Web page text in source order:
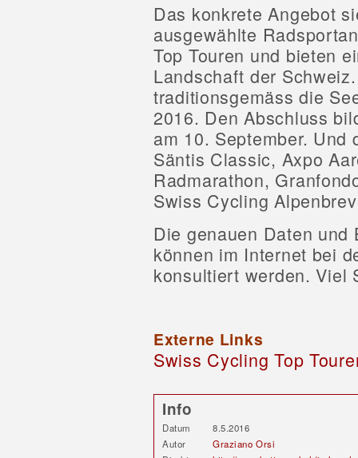
Das konkrete Angebot
ausgewählte
Top Touren und bieten
Landschaft der
traditionsgemäss die
2016. Den Abschluss
am 10. September.
Säntis Classic, Axpo
Radmarathon,
Swiss Cycling
Die genauen Daten und
können im Internet bei
konsultiert werden. Viel
Externe Links
Swiss Cycling Top
Info
Datum
8.5.2016
Autor
Graziano Orsi